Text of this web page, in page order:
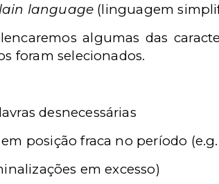
language (linguagem
algumas das
foram selecionados.
desnecessárias
posição fraca no período
em excesso)